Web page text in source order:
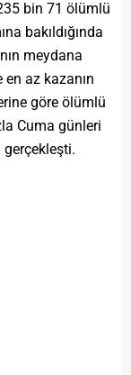
bin 71 ölümlü
bakıldığında
meydana
az kazanın
göre ölümlü
Cuma günleri